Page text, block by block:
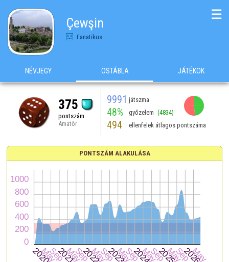
Çewşin
Fanatikus
☰
NÉVJEGY OSTÁBLA JÁTÉKOK
375
pontszám
Amatőr
9991 játszma
48% győzelem (4834)
494 ellenfelek átlagos pontszáma
PONTSZÁM ALAKULÁSA